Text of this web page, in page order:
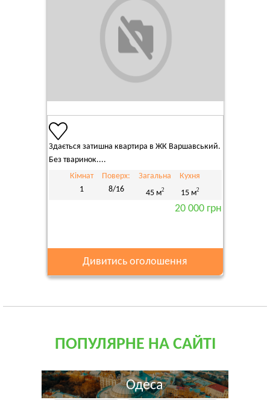
Здається затишна квартира в ЖК Варшавський.
Без тваринок....
Кімнат
1
Поверх:
8/16
Загальна
45 м2
Кухня
15 м2
20 000 грн
Дивитись оголошення
ПОПУЛЯРНЕ НА САЙТІ
Одеса